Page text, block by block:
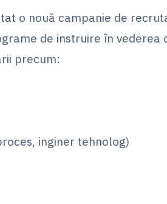
o nouă campanie de
de instruire în vederea
precum:
inginer tehnolog)